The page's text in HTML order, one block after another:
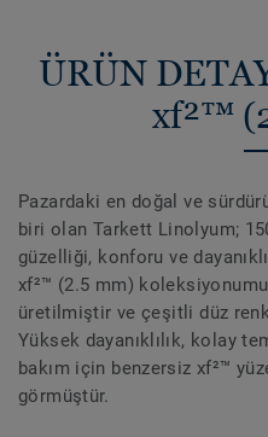
ÜRÜN
xf²™
Pazardaki en doğal ve
biri olan Tarkett Linolyum;
güzelliği, konforu ve
xf²™ (2.5 mm)
üretilmiştir ve çeşitli düz
Yüksek dayanıklılık, kolay
bakım için benzersiz xf²™
görmüştür.